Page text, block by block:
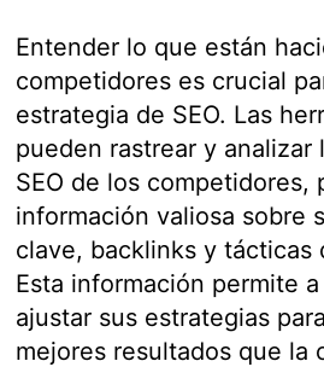
Entender lo que están
competidores es crucial
estrategia de SEO. Las
pueden rastrear y analizar
SEO de los competidores,
información valiosa sobre
clave, backlinks y tácticas
Esta información permite
ajustar sus estrategias
mejores resultados que la